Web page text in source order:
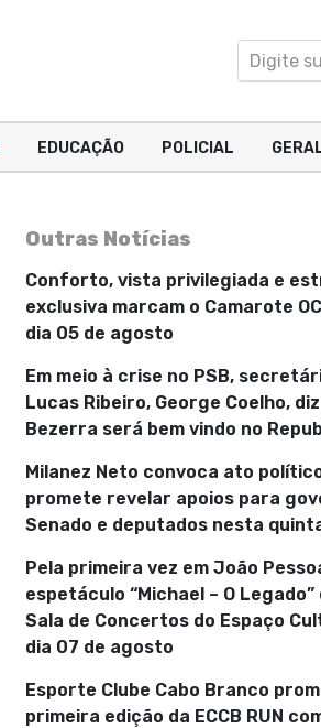
EDUCAÇÃO POLICIAL
Outras Notícias
Conforto, vista privilegiada e
exclusiva marcam o Camarote
dia 05 de agosto
Em meio à crise no PSB,
Lucas Ribeiro, George Coelho,
Bezerra será bem vindo no
Milanez Neto convoca ato
promete revelar apoios para
Senado e deputados nesta
Pela primeira vez em João
espetáculo “Michael – O Legado”
Sala de Concertos do Espaço
dia 07 de agosto
Esporte Clube Cabo Branco
primeira edição da ECCB RUN